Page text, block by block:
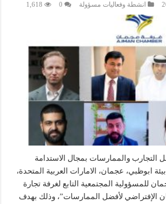
انشطة وفعاليات مسؤولة 0
1,618
والممارسات بمجال الاستدامة
ابوظبي، عجمان، الامارات العربية المتحدة،
مركز عجمان للمسؤولية المجتمعية التابع لغرفة تجارة
الإفتراضي لأفضل الممارسات”، وذلك بهدف